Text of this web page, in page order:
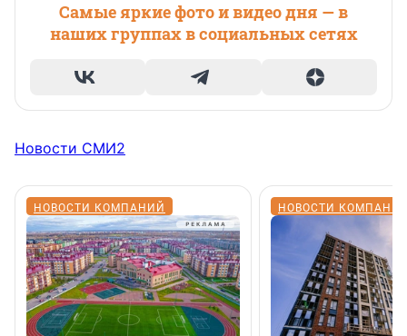
Самые яркие фото и видео дня — в
наших группах в социальных сетях
Новости СМИ2
НОВОСТИ КОМПАНИЙ НОВОСТИ